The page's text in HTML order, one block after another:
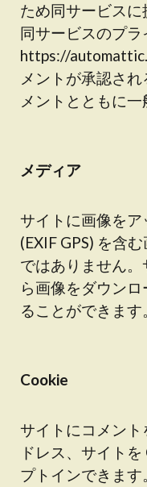
ため同サービスに
同サービスのプ
https://
メントが承認さ
メントとともに一
メディア
サイトに画像を
(EXIF GPS) を含
ではありません
ら画像をダウン
ることができます
Cookie
サイトにコメン
ドレス、サイト
プトインできま